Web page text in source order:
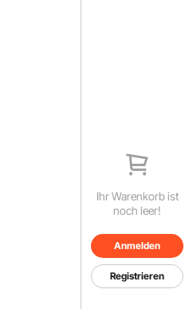
Ihr Warenkorb ist
noch leer!
Anmelden
Registrieren